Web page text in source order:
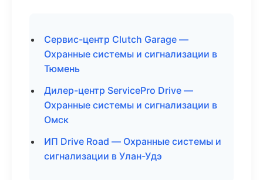
Сервис-центр Clutch Garage —
Охранные системы и сигнализации в
Тюмень
Дилер-центр ServicePro Drive —
Охранные системы и сигнализации в
Омск
ИП Drive Road — Охранные системы и
сигнализации в Улан-Удэ